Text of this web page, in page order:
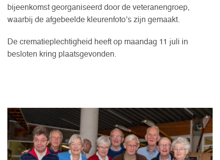
bijeenkomst georganiseerd door de veteranengroep,
waarbij de afgebeelde kleurenfoto’s zijn gemaakt.
De crematieplechtigheid heeft op maandag 11 juli in
besloten kring plaatsgevonden.